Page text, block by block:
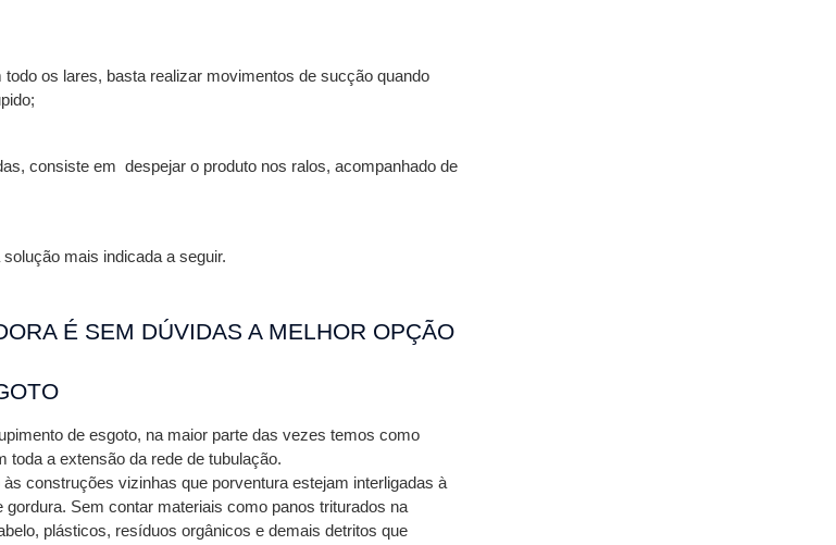
os lares, basta realizar movimentos de sucção quando
consiste em  despejar o produto nos ralos, acompanhado de
mais indicada a seguir.
É SEM DÚVIDAS A MELHOR OPÇÃO
de esgoto, na maior parte das vezes temos como
a extensão da rede de tubulação.
construções vizinhas que porventura estejam interligadas à
Sem contar materiais como panos triturados na
plásticos, resíduos orgânicos e demais detritos que